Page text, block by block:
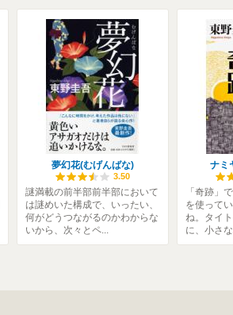
夢幻花(むげんばな)
3.50
謎満載の前半部前半部において
は謎めいた構成で、いったい、
何がどうつながるのかわからな
いから、次々とペ...
ナミ
「奇跡」
を使って
ね。タイ
に、小さ